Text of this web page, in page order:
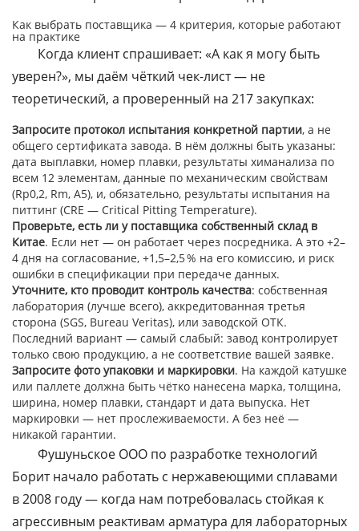
Как выбрать поставщика — 4 критерия, которые работают
на практике
Когда клиент спрашивает: «А как я могу быть
уверен?», мы даём чёткий чек-лист — не
теоретический, а проверенный на 217 закупках:
Запросите протокол испытания конкретной партии, а не
общего сертификата завода. В нём должны быть указаны:
дата выплавки, номер плавки, результаты химанализа по
всем 12 элементам, данные по механическим свойствам
(Rp0,2, Rm, A5), и, обязательно, результаты испытания на
питтинг (CRE — Critical Pitting Temperature).
Проверьте, есть ли у поставщика собственный склад в
Китае. Если нет — он работает через посредника. А это +2–
4 дня на согласование, +1,5–2,5 % на его комиссию, и риск
ошибки в спецификации при передаче данных.
Уточните, кто проводит контроль качества: собственная
лаборатория (лучше всего), аккредитованная третья
сторона (SGS, Bureau Veritas), или заводской ОТК.
Последний вариант — самый слабый: завод контролирует
только свою продукцию, а не соответствие вашей заявке.
Запросите фото упаковки и маркировки. На каждой катушке
или паллете должна быть чётко нанесена марка, толщина,
ширина, номер плавки, стандарт и дата выпуска. Нет
маркировки — нет прослеживаемости. А без неё —
никакой гарантии.
Фушуньское ООО по разработке технологий
Борит начало работать с нержавеющими сплавами
в 2008 году — когда нам потребовалась стойкая к
агрессивным реактивам арматура для лабораторных